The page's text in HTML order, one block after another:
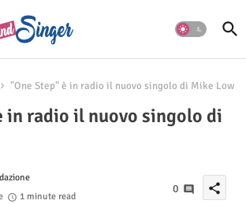
"One Step" è in radio il nuovo singolo di Mike Low
in radio il nuovo singolo di
1 minute read
0 share